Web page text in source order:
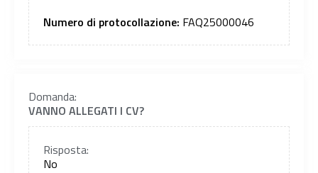
Numero di protocollazione: FAQ25000046
Domanda:
VANNO ALLEGATI I CV?
Risposta:
No